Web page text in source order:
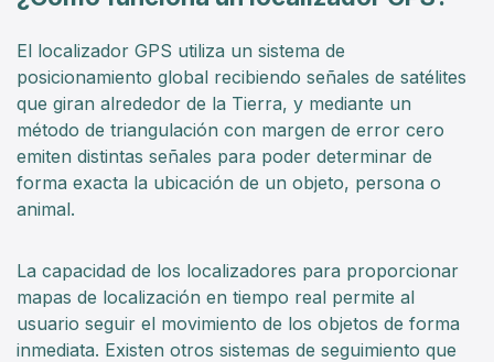
El localizador GPS utiliza un sistema de
posicionamiento global recibiendo señales de satélites
que giran alrededor de la Tierra, y mediante un
método de triangulación con margen de error cero
emiten distintas señales para poder determinar de
forma exacta la ubicación de un objeto, persona o
animal.
La capacidad de los localizadores para proporcionar
mapas de localización en tiempo real permite al
usuario seguir el movimiento de los objetos de forma
inmediata. Existen otros sistemas de seguimiento que